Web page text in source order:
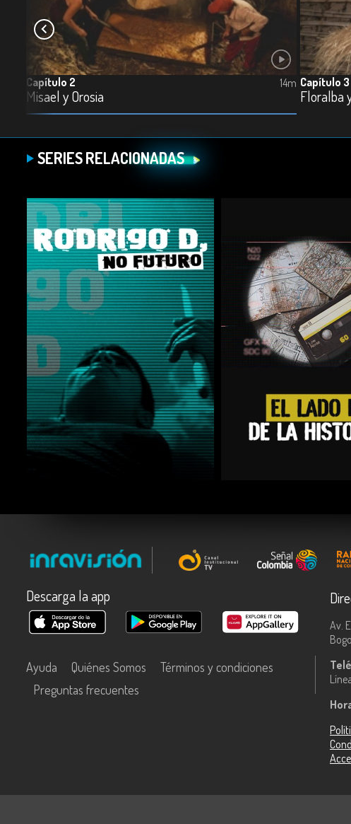
Capítulo 2
Misael y Orosia
14m Capítulo 3
Floralba
SERIES RELACIONADAS
Descarga la app
Ayuda Quiénes Somos
Términos y condiciones
Preguntas frecuentes
Av.